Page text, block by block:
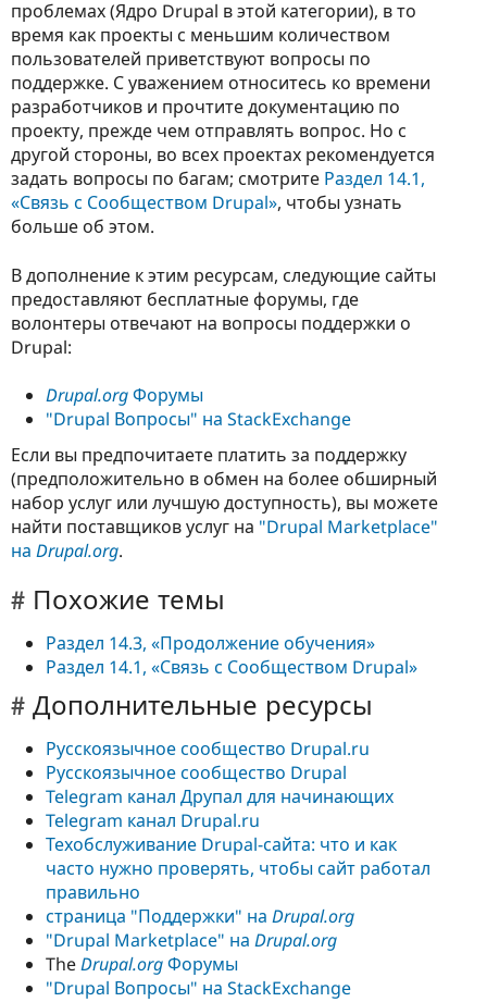
проблемах (Ядро Drupal в этой категории), в то
время как проекты с меньшим количеством
пользователей приветствуют вопросы по
поддержке. С уважением относитесь ко времени
разработчиков и прочтите документацию по
проекту, прежде чем отправлять вопрос. Но с
другой стороны, во всех проектах рекомендуется
задать вопросы по багам; смотрите Раздел 14.1,
«Связь с Сообществом Drupal», чтобы узнать
больше об этом.
В дополнение к этим ресурсам, следующие сайты
предоставляют бесплатные форумы, где
волонтеры отвечают на вопросы поддержки о
Drupal:
Drupal.orgФорумы
"Drupal Вопросы" на StackExchange
Если вы предпочитаете платить за поддержку
(предположительно в обмен на более обширный
набор услуг или лучшую доступность), вы можете
найти поставщиков услуг на "Drupal Marketplace"
на Drupal.org.
Похожие темы
Раздел 14.3, «Продолжение обучения»
Раздел 14.1, «Связь с Сообществом Drupal»
Дополнительные ресурсы
Русскоязычное сообщество Drupal.ru
Русскоязычное сообщество Drupal
Telegram канал Друпал для начинающих
Telegram канал Drupal.ru
Техобслуживание Drupal-сайта: что и как
часто нужно проверять, чтобы сайт работал
правильно
страница "Поддержки" на Drupal.org
"Drupal Marketplace" на Drupal.org
TheDrupal.orgФорумы
"Drupal Вопросы" на StackExchange